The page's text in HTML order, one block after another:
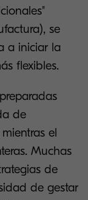
se
a iniciar la
flexibles.
de
el
Muchas
de
de gestar